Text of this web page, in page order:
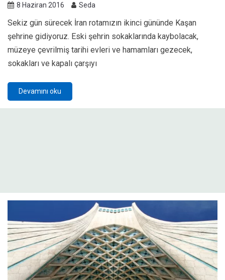
8 Haziran 2016 Seda
Sekiz gün sürecek İran rotamızın ikinci gününde Kaşan
şehrine gidiyoruz. Eski şehrin sokaklarında kaybolacak,
müzeye çevrilmiş tarihi evleri ve hamamları gezecek,
sokakları ve kapalı çarşıyı
Devamını oku